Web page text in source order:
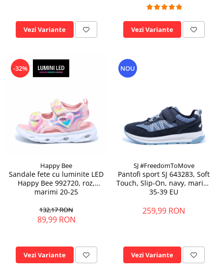
Vezi Variante Vezi Variante
-32%
Happy Bee
Sandale fete cu luminite LED
Happy Bee 992720, roz,
marimi 20-25
132,17 RON
89,99 RON
Vezi Variante
NOU
SJ #FreedomToMove
Pantofi sport SJ 643283, Soft
Touch, Slip-On, navy, marimi
35-39 EU
259,99 RON
Vezi Variante